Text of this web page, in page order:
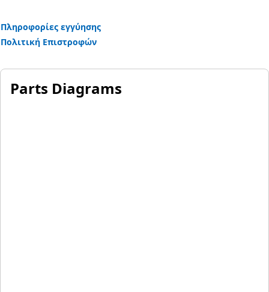
Πληροφορίες εγγύησης
Πολιτική Επιστροφών
Parts Diagrams